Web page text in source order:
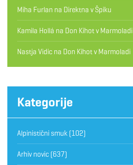
Miha Furlan na Direktna v Špiku
Kamila Hollá na Don Kihot v Marmoladi
Nastja Vidic na Don Kihot v Marmoladi
Kategorije
Alpinistični smuk (102)
Arhiv novic (637)